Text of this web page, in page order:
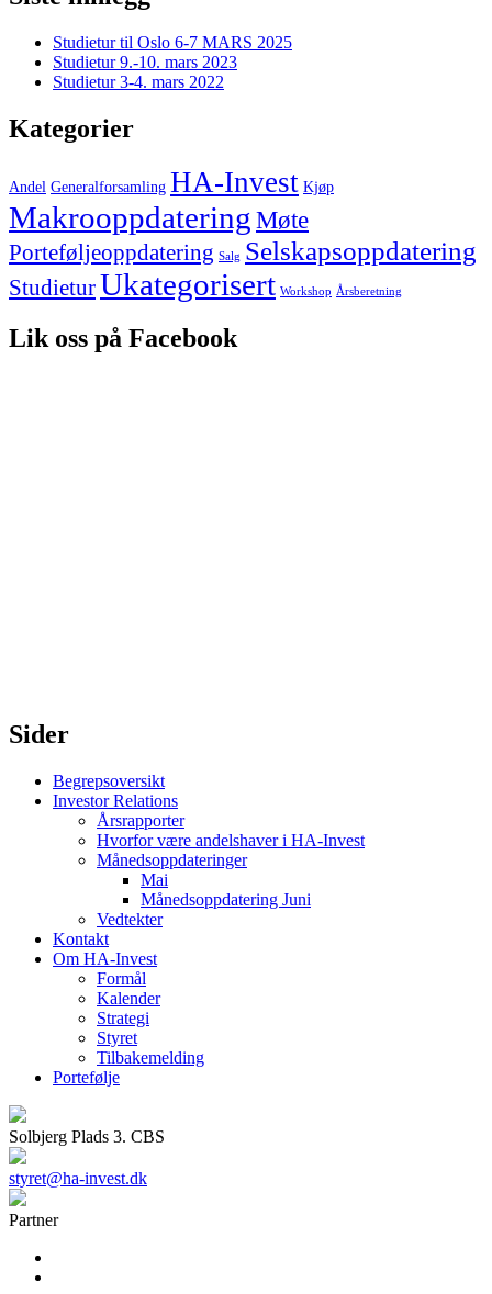
Studietur til Oslo 6-7 MARS 2025
Studietur 9.-10. mars 2023
Studietur 3-4. mars 2022
Kategorier
Andel Generalforsamling HA-Invest Kjøp
MakrooppdateringMøte
Porteføljeoppdatering Salg Selskapsoppdatering
StudieturUkategorisert Workshop Årsberetning
Lik oss på Facebook
Sider
Begrepsoversikt
Investor Relations
Årsrapporter
Hvorfor være andelshaver i HA-Invest
Månedsoppdateringer
Mai
Månedsoppdatering Juni
Vedtekter
Kontakt
Om HA-Invest
Formål
Kalender
Strategi
Styret
Tilbakemelding
Portefølje
Solbjerg Plads 3. CBS
styret@ha-invest.dk
Partner